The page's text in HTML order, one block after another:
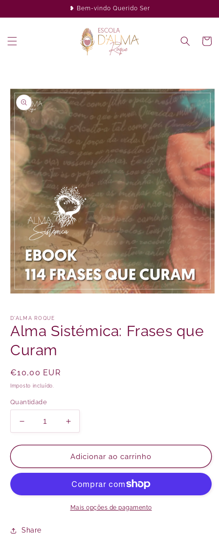
conteúdo
❥ Bem-vindo Querido Ser
informação
do produto
1
em
modal
D'ALMA ROQUE
Alma Sistémica: Frases que
Curam
Preço
normal
€10,00 EUR
Imposto incluído.
Quantidade
Diminuir
a
quantidade
Alma
que
Aumentar
a
quantidade
de
Alma
Frases
que
Curam
Adicionar ao carrinho
Mais opções de pagamento
Share